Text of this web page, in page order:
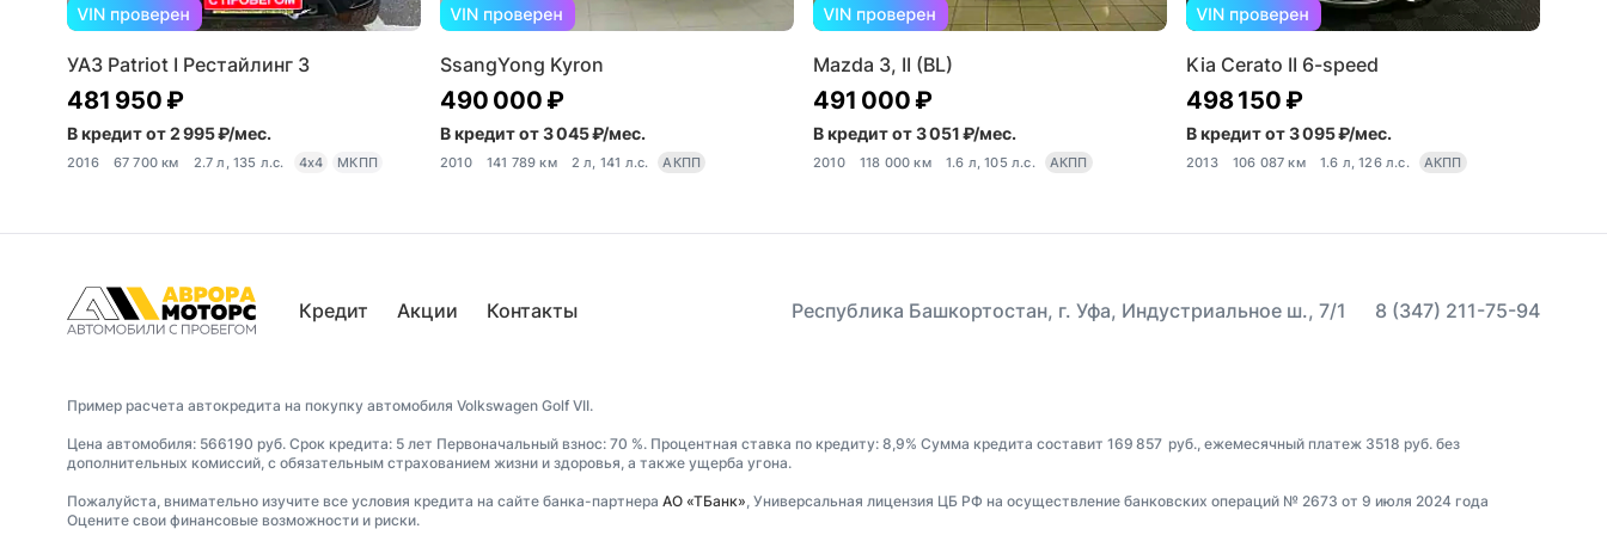
УАЗ Patriot I Рестайлинг 3
481 950 ₽
В кредит от 2 995 ₽/мес.
2016 67 700 км 2.7 л, 135 л.с. 4x4 МКПП
SsangYong Kyron
490 000 ₽
В кредит от 3 045 ₽/мес.
2010 141 789 км 2 л, 141 л.с. АКПП
Mazda 3, II (BL)
491 000 ₽
В кредит от 3 051 ₽/мес.
2010 118 000 км 1.6 л, 105 л.с. АКПП
Kia Cerato II 6-speed
498 150 ₽
В кредит от 3 095 ₽/мес.
2013 106 087 км 1.6 л, 126 л.с. АКПП
Кредит Акции Контакты Республика Башкортостан, г. Уфа, Индустриальное ш., 7/1 8 (347) 211-75-94
Пример расчета автокредита на покупку автомобиля Volkswagen Golf VII.
Цена автомобиля: 566190 руб. Срок кредита: 5 лет Первоначальный взнос: 70 %. Процентная ставка по кредиту: 8,9% Сумма кредита составит 169 857 руб., ежемесячный платеж 3518 руб. без
дополнительных комиссий, с обязательным страхованием жизни и здоровья, а также ущерба угона.
Пожалуйста, внимательно изучите все условия кредита на сайте банка-партнера АО «ТБанк» , Универсальная лицензия ЦБ РФ на осуществление банковских операций № 2673 от 9 июля 2024 года
Оцените свои финансовые возможности и риски.